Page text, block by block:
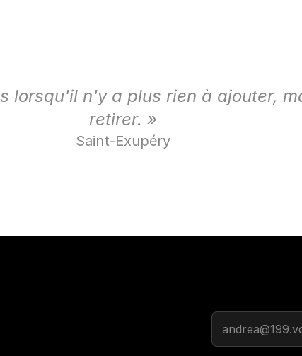
lorsqu'il n'y a plus rien à ajouter,
retirer. »
Saint-Exupéry